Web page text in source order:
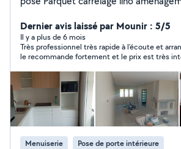
de carrelage pour sols et murs. Revêtements de sol :
Parquet, stratifié, vinyle, Lino dalle
Peinture : état des lieux dégât des eaux Intérieure et
extérieure, avec un rendu propre et soigné.
meubles :pose de cuisine création
Rapide et efficace. Maçonnerie : Réparations,
constructions et rénovations.plaqout
pose porte et fenêtre Plomberie : Installation et
dépannage. SDB et sdd Bricolage général : Pour tous
vos petits travaux du quotidien.
Dernier avis laissé par Mounir : 5/5
Il y a plus de 6 mois
Très professionnel très rapide à l’écoute et arrangeant
le recommande fortement et le prix est très
Menuiserie Pose de porte intérieure